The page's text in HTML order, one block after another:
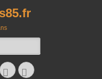
Instagram
Tél